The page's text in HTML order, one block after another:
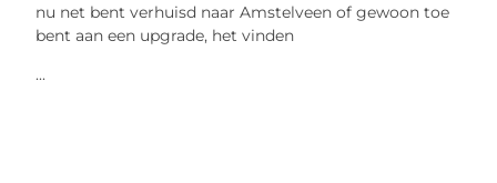
nu net bent verhuisd naar Amstelveen of gewoon toe
bent aan een upgrade, het vinden
...